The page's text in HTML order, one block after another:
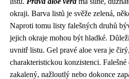
okraji. Barva listů je svěže zelená,
Naproti tomu listy falešných druhů
jejich okraje mohou být hladké.
uvnitř listu. Gel pravé aloe vera je
charakteristickou konzistenci.
zakalený, nažloutlý nebo dokonce